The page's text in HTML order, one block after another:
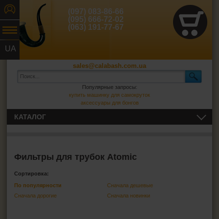
UA
(097) 083-86-66
(095) 666-72-02
(063) 191-77-67
sales@calabash.com.ua
Популярные запросы:
купить машинку для самокруток
аксессуары для бонгов
Фильтры для трубок Atomic
Сортировка:
По популярности
Сначала дешевые
Сначала дорогие
Сначала новинки
КАТАЛОГ
Зажигалки для трубок
Пепельницы для трубок
Сумки для трубок